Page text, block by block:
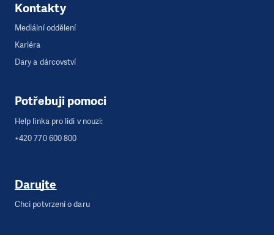
Kontakty
Mediální oddělení
Kariéra
Dary a dárcovství
Potřebuji pomoci
Help linka pro lidi v nouzi:
+420 770 600 800
Darujte
Chci potvrzení o daru